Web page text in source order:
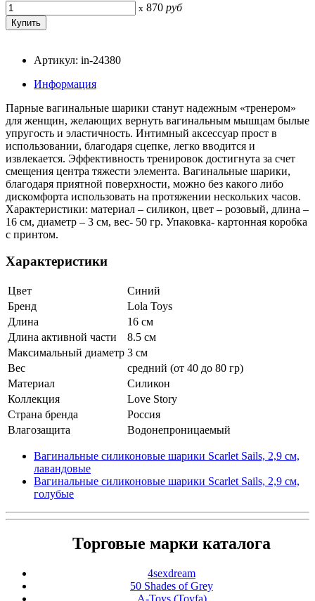
x 870 руб
Артикул: in-24380
Информация
Парные вагинальные шарики станут надежным «тренером»
для женщин, желающих вернуть вагинальным мышцам былые
упругость и эластичность. Интимный аксессуар прост в
использовании, благодаря сцепке, легко вводится и
извлекается. Эффективность тренировок достигнута за счет
смещения центра тяжести элемента. Вагинальные шарики,
благодаря приятной поверхности, можно без какого либо
дискомфорта использовать на протяжении нескольких часов.
Характеристики: материал – силикон, цвет – розовый, длина –
16 см, диаметр – 3 см, вес- 50 гр. Упаковка- картонная коробка
с принтом.
Характеристики
Цвет
Синий
Бренд
Lola Toys
Длина
16 см
Длина активной части
8.5 см
Максимальный диаметр 3 см
Вес
средний (от 40 до 80 гр)
Материал
Cиликон
Коллекция
Love Story
Страна бренда
Россия
Влагозащита
Водонепроницаемый
Вагинальные силиконовые шарики Scarlet Sails, 2,9 см,
лавандовые
Вагинальные силиконовые шарики Scarlet Sails, 2,9 см,
голубые
Торговые марки каталога
4sexdream
50 Shades of Grey
A-Toys (Toyfa)